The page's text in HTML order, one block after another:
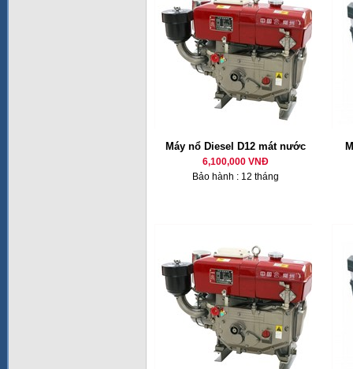
Máy nổ Diesel D12 mát nước
6,100,000 VNĐ
Bảo hành : 12 tháng